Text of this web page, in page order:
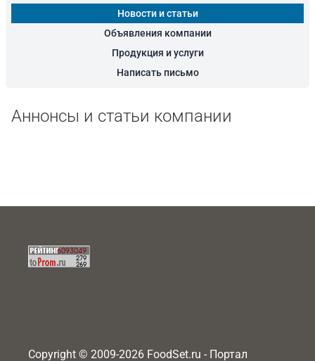
Новости и статьи
Объявления компании
Продукция и услуги
Написать письмо
Аннонсы и статьи компании
Copyright © 2009-2026 FoodSet.ru - Портал